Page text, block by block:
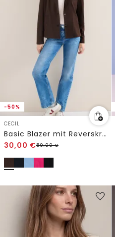
-50%
CECIL
Basic Blazer mit Reverskragen
30,00 €59,99€